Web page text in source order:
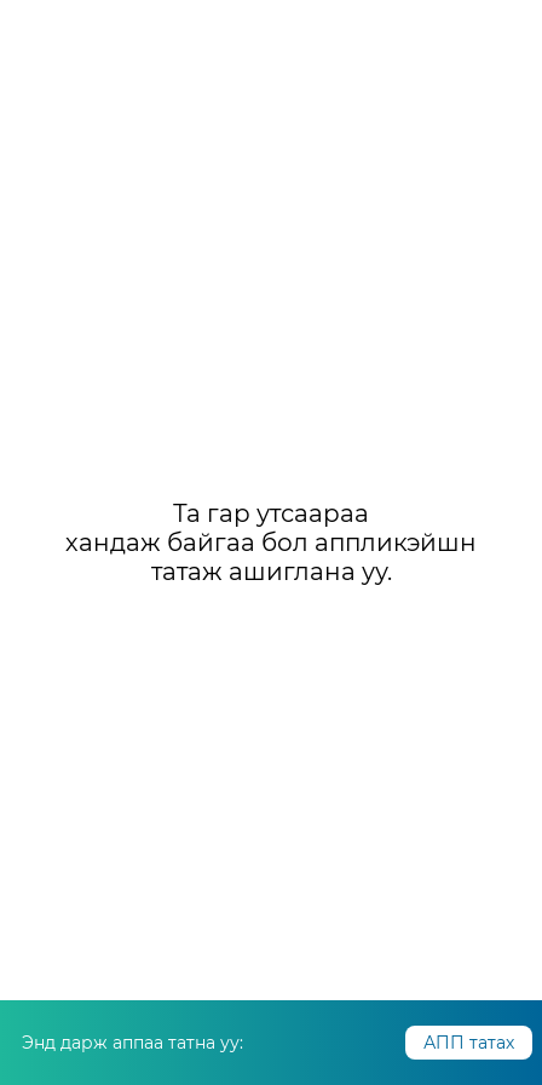
Та гар утсаараа
хандаж байгаа бол аппликэйшн
татаж ашиглана уу.
Энд дарж аппаа татна уу: АПП татах